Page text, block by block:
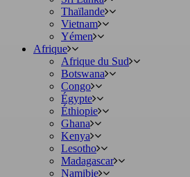
Thaïlande
Vietnam
Yémen
Afrique
Afrique du Sud
Botswana
Congo
Égypte
Éthiopie
Ghana
Kenya
Lesotho
Madagascar
Namibie